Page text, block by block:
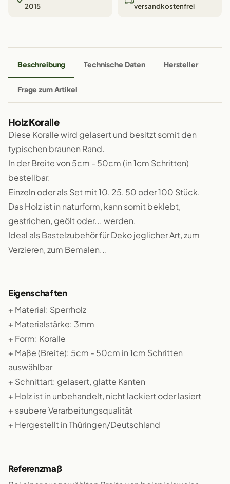
2015
versandkostenfrei
Beschreibung Technische Daten Hersteller
Frage zum Artikel
Holz Koralle
Diese Koralle wird gelasert und besitzt somit den
typischen braunen Rand.
In der Breite von 5cm - 50cm (in 1cm Schritten)
bestellbar.
Einzeln oder als Set mit 10, 25, 50 oder 100 Stück.
Das Holz ist in naturform, kann somit beklebt,
gestrichen, geölt oder... werden.
Ideal als Bastelzubehör für Deko jeglicher Art, zum
Verzieren, zum Bemalen...
Eigenschaften
+ Material: Sperrholz
+ Materialstärke: 3mm
+ Form: Koralle
+ Maße (Breite): 5cm - 50cm in 1cm Schritten
auswählbar
+ Schnittart: gelasert, glatte Kanten
+ Holz ist in unbehandelt, nicht lackiert oder lasiert
+ saubere Verarbeitungsqualität
+ Hergestellt in Thüringen/Deutschland
Referenzmaß